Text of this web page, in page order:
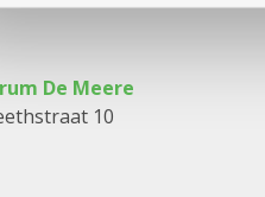
De Meere
10